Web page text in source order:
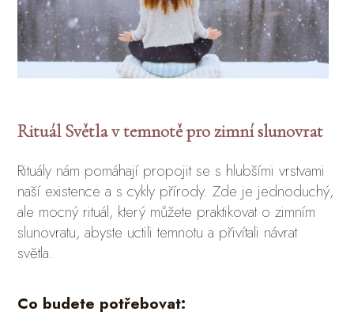
Rituál Světla v temnotě pro zimní slunovrat
Rituály nám pomáhají propojit se s hlubšími vrstvami
naší existence a s cykly přírody. Zde je jednoduchý,
ale mocný rituál, který můžete praktikovat o zimním
slunovratu, abyste uctili temnotu a přivítali návrat
světla.
Co budete potřebovat: